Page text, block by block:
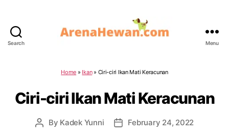
Search Menu
Home » Ikan» Ciri-ciri Ikan Mati Keracunan
Ciri-ciri Ikan Mati Keracunan
Post
By Kadek Yunni
PostFebruary 24, 2022